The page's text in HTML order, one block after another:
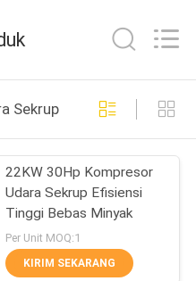
udara
Tahap
23
Sekrup Bebas Minyak
22KW 30Hp Kompresor
Udara Sekrup Efisiensi
Tinggi Bebas Minyak
Per Unit MOQ:1
KIRIM SEKARANG